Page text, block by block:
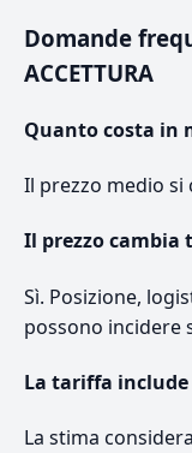
Domande
ACCETTURA
Quanto costa in
Il prezzo medio si
Il prezzo cambia
Sì. Posizione,
possono incidere
La tariffa
La stima